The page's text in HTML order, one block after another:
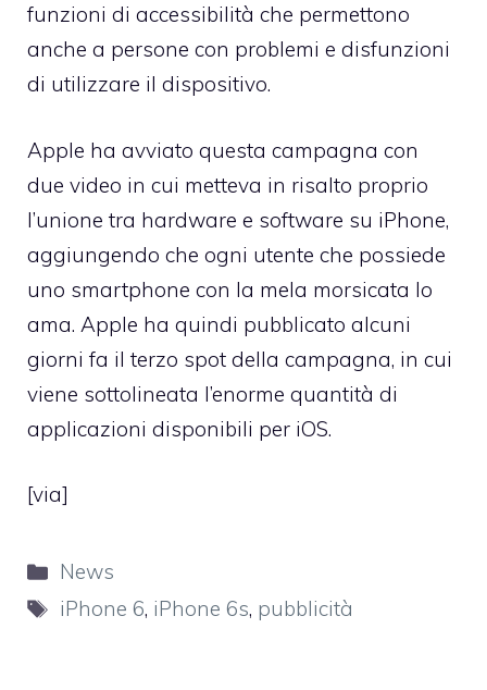
funzioni di accessibilità che permettono
anche a persone con problemi e disfunzioni
di utilizzare il dispositivo.
Apple ha avviato questa campagna con
due video in cui metteva in risalto proprio
l’unione tra hardware e software su iPhone,
aggiungendo che ogni utente che possiede
uno smartphone con la mela morsicata lo
ama. Apple ha quindi pubblicato alcuni
giorni fa il terzo spot della campagna, in cui
viene sottolineata l’enorme quantità di
applicazioni disponibili per iOS.
[via]
Categorie
News
Tag
iPhone 6, iPhone 6s, pubblicità